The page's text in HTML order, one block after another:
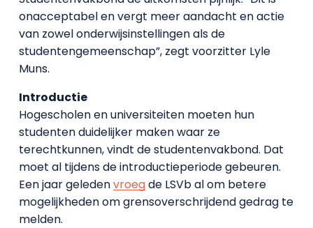
onacceptabel en vergt meer aandacht en actie
van zowel onderwijsinstellingen als de
studentengemeenschap”, zegt voorzitter Lyle
Muns.
Introductie
Hogescholen en universiteiten moeten hun
studenten duidelijker maken waar ze
terechtkunnen, vindt de studentenvakbond. Dat
moet al tijdens de introductieperiode gebeuren.
Een jaar geledenvroegde LSVb al om betere
mogelijkheden om grensoverschrijdend gedrag te
melden.